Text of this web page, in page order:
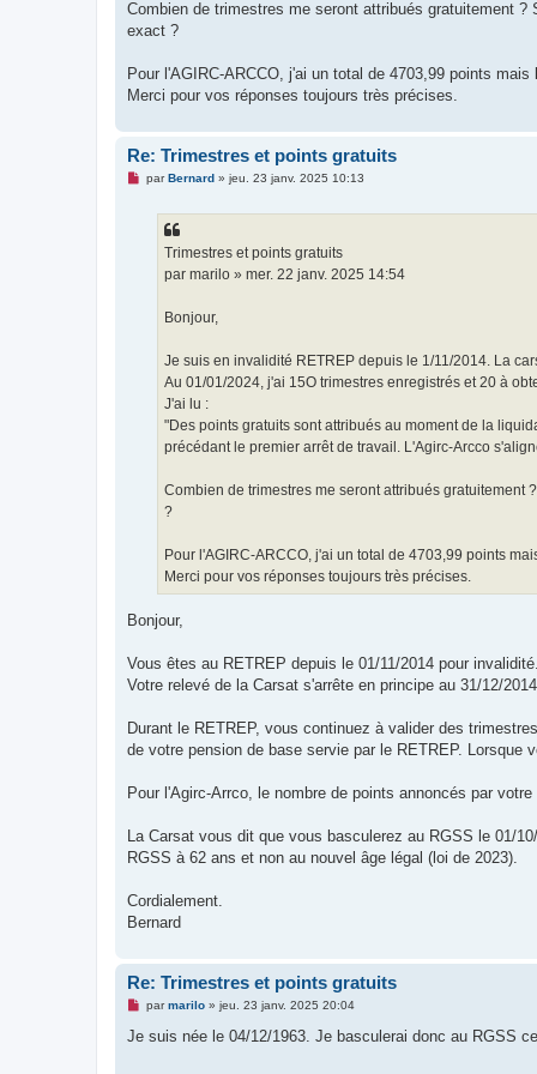
Combien de trimestres me seront attribués gratuitement
exact ?
Pour l'AGIRC-ARCCO, j'ai un total de 4703,99 points
Merci pour vos réponses toujours très précises.
Re: Trimestres et points gratuits
MparBernard» jeu. 23 janv. 2025 10:13
Trimestres et points gratuits
par marilo » mer. 22 janv. 2025 14:54
Bonjour,
Je suis en invalidité RETREP depuis le 1/11/2014. La
Au 01/01/2024, j'ai 15O trimestres enregistrés et 20 à
J'ai lu :
"Des points gratuits sont attribués au moment de la
précédant le premier arrêt de travail. L'Agirc-Arcco
Combien de trimestres me seront attribués gratuitement
?
Pour l'AGIRC-ARCCO, j'ai un total de 4703,99 points
Merci pour vos réponses toujours très précises.
Bonjour,
Vous êtes au RETREP depuis le 01/11/2014 pour
Votre relevé de la Carsat s'arrête en principe au 31/12/
Durant le RETREP, vous continuez à valider des
de votre pension de base servie par le RETREP.
Pour l'Agirc-Arrco, le nombre de points annoncés par
La Carsat vous dit que vous basculerez au RGSS le 01/
RGSS à 62 ans et non au nouvel âge légal (loi de 2023).
Cordialement.
Bernard
Re: Trimestres et points gratuits
M
s
parmarilo» jeu. 23 janv. 2025 20:04
Je suis née le 04/12/1963. Je basculerai donc au RGSS